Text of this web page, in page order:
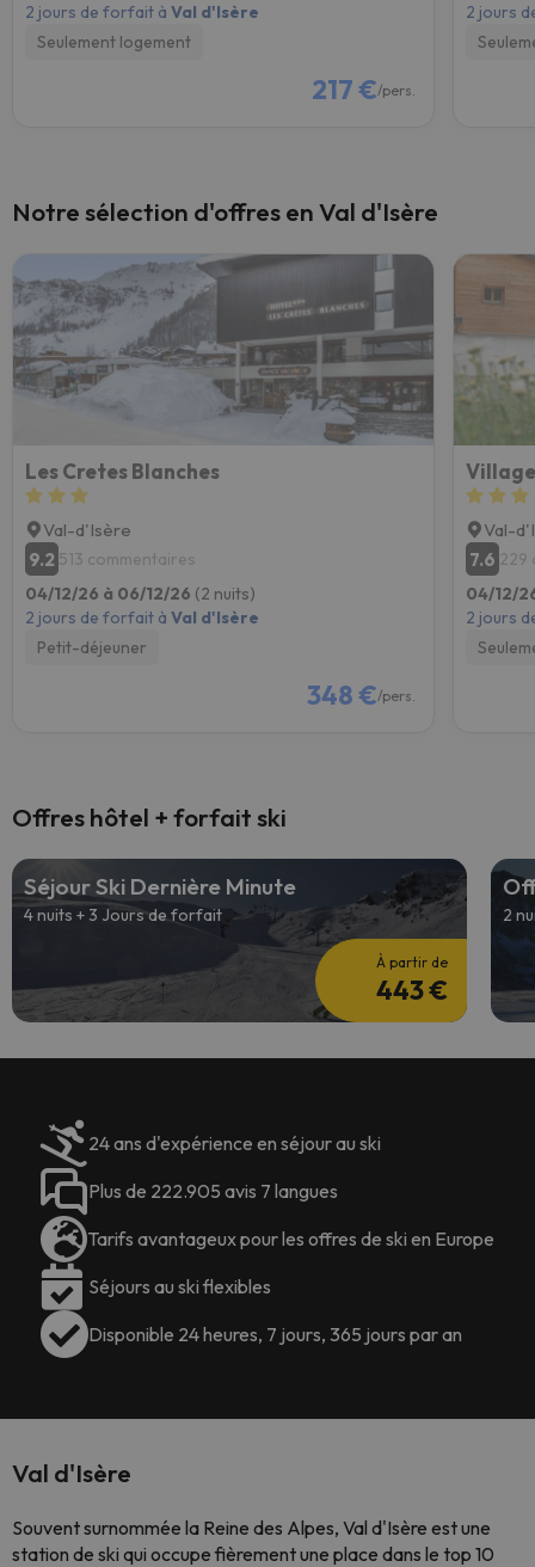
2 jours de forfait à Val d'Isère
Seulement logement
217 €/pers.
2 jours
Notre sélection d'offres en Val d'Isère
Les Cretes Blanches
Val-d'Isère
9.2 513 commentaires
04/12/26 à 06/12/26 (2 nuits)
2 jours de forfait à Val d'Isère
Petit-déjeuner
348 €/pers.
Val-
7.6 229
04/12/
2 jours
Offres hôtel + forfait ski
Séjour Ski Dernière Minute
4 nuits + 3 Jours de forfait
À partir de
443 €
2
24 ans d'expérience en séjour au ski
Plus de 222.905 avis 7 langues
Tarifs avantageux pour les offres de ski en Europe
Séjours au ski flexibles
Disponible 24 heures, 7 jours, 365 jours par an
Val d'Isère
Souvent surnommée la Reine des Alpes, Val d'Isère est une
station de ski qui occupe fièrement une place dans le top 10